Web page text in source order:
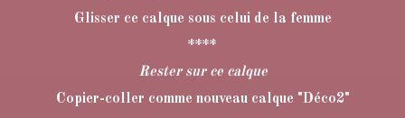
Glisser ce calque sous celui de la femme
****
Rester sur ce calque
Copier-coller comme nouveau calque "Déco2"